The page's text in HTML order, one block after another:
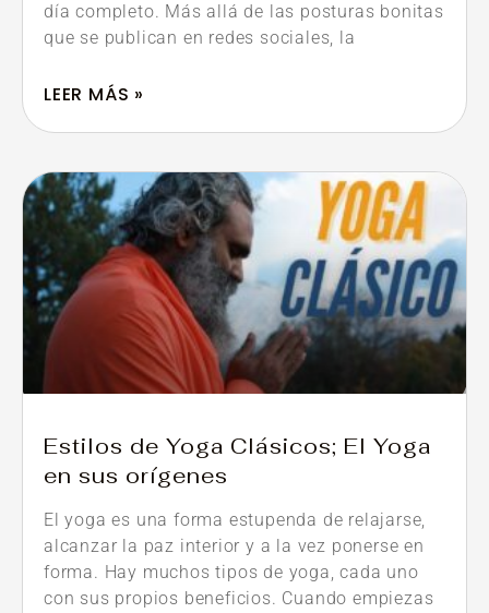
día completo. Más allá de las posturas bonitas
que se publican en redes sociales, la
LEER MÁS »
Estilos de Yoga Clásicos; El Yoga
en sus orígenes
El yoga es una forma estupenda de relajarse,
alcanzar la paz interior y a la vez ponerse en
forma. Hay muchos tipos de yoga, cada uno
con sus propios beneficios. Cuando empiezas